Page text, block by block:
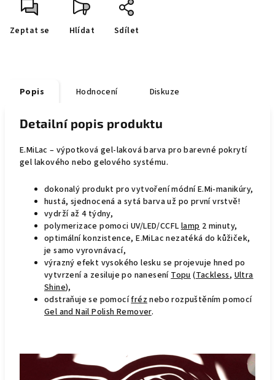
Zeptat se Hlídat Sdílet
Popis Hodnocení Diskuze
Detailní popis produktu
E.MiLac – výpotková gel-laková barva pro barevné pokrytí
gel lakového nebo gelového systému.
dokonalý produkt pro vytvoření módní E.Mi-manikúry,
hustá, sjednocená a sytá barva už po první vrstvě!
vydrží až 4 týdny,
polymerizace pomoci UV/LED/CCFLlamp2 minuty,
optimální konzistence, E.MiLac nezatéká do kůžiček,
je samo vyrovnávací,
výrazný efekt vysokého lesku se projevuje hned po
vytvrzení a zesiluje po naneseníTopu(Tackless,Ultra
Shine),
odstraňuje se pomocífréznebo rozpuštěním pomocí
Gel and Nail Polish Remover.